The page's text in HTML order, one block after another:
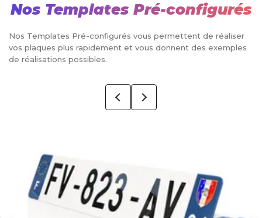
Nos Templates Pré-configurés
Nos Templates Pré-configurés vous permettent de réaliser
vos plaques plus rapidement et vous donnent des exemples
de réalisations possibles.